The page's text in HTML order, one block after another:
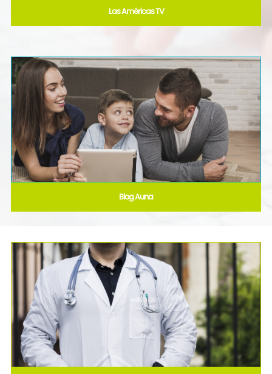
Las Américas TV
Blog Auna